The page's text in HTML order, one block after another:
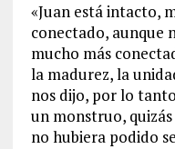
«Juan está intacto,
conectado, aunque
mucho más
la madurez, la
nos dijo, por lo
un monstruo,
no hubiera podido